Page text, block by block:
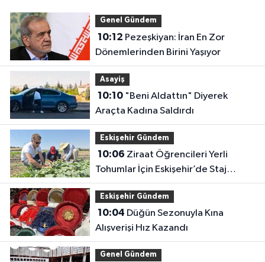
Genel Gündem
10:12
Dönemlerinden Birini Yaşıyor
Asayiş
10:10"Beni Aldattın" Diyerek
Araçta Kadına Saldırdı
Eskişehir Gündem
10:06
Tohumlar İçin Eskişehir’de Staj
Yapıyor
Eskişehir Gündem
10:04
Alışverişi Hız Kazandı
Genel Gündem